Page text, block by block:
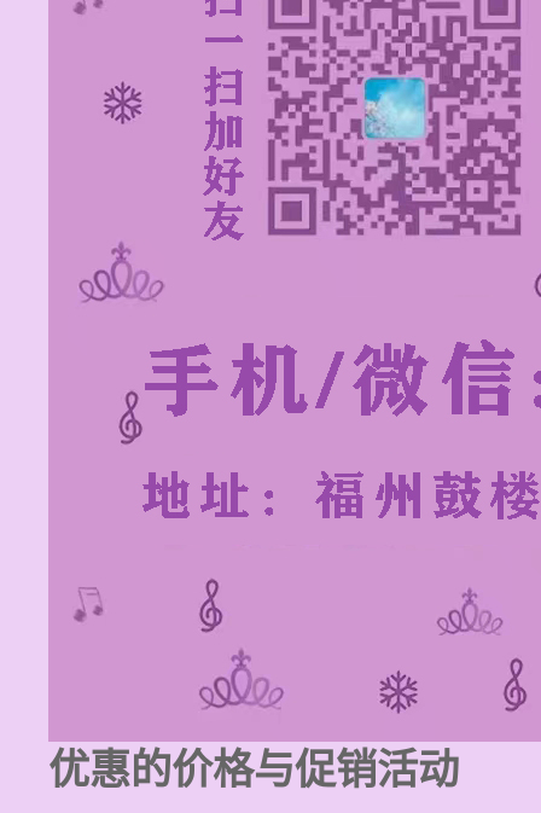
优惠的价格与促销活动